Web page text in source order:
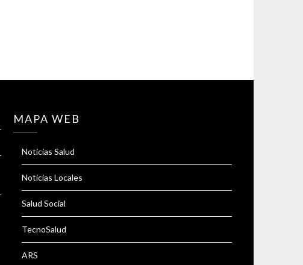
MAPA WEB
Noticias Salud
Noticias Locales
Salud Social
TecnoSalud
ARS